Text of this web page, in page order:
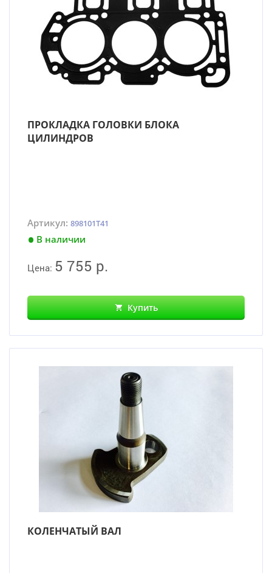
ПРОКЛАДКА ГОЛОВКИ БЛОКА
ЦИЛИНДРОВ
Артикул: 898101T41
В наличии
Цена: 5 755 р.
Купить
КОЛЕНЧАТЫЙ ВАЛ